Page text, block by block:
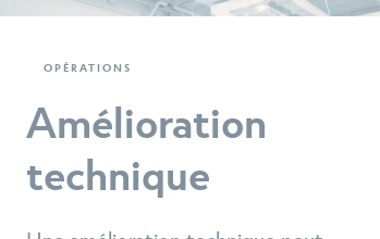
OPÉRATIONS
Amélioration
technique
Une amélioration technique peut